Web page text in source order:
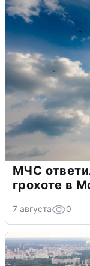
МЧС
грохоте в
7 августа 0